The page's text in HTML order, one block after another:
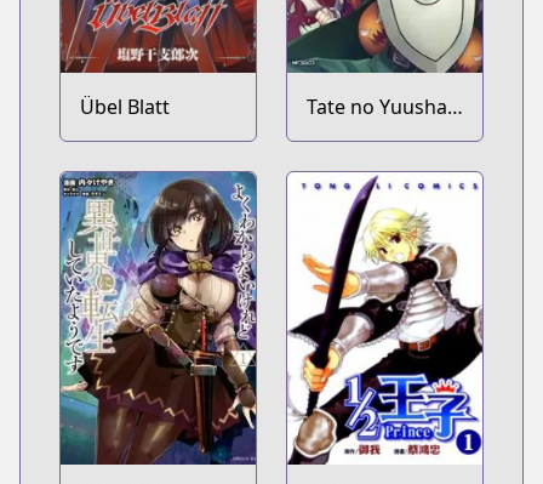
Übel Blatt
Tate no Yuusha
no Nariagari